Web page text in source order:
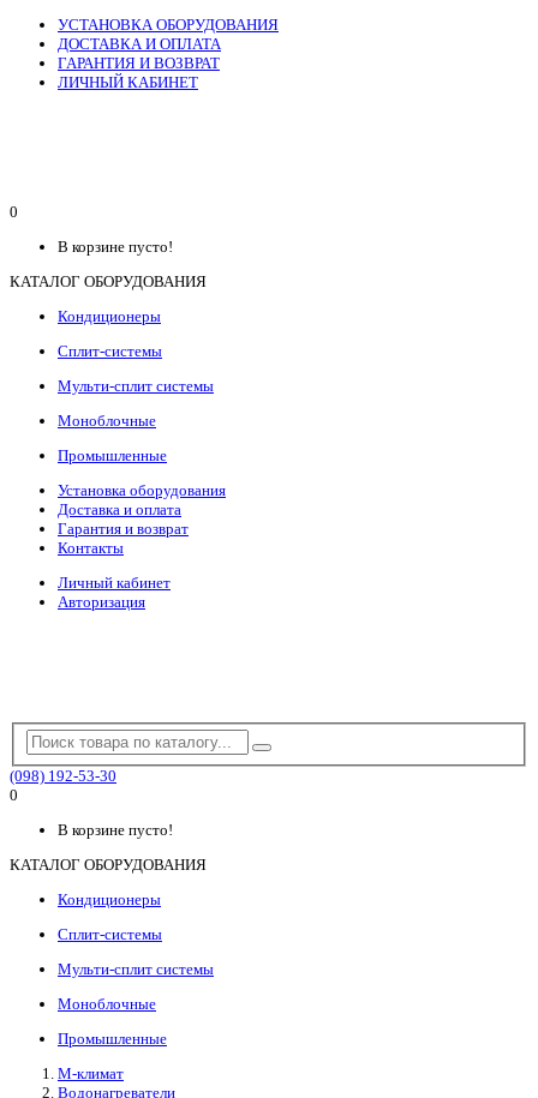
УСТАНОВКА ОБОРУДОВАНИЯ
ДОСТАВКА И ОПЛАТА
ГАРАНТИЯ И ВОЗВРАТ
ЛИЧНЫЙ КАБИНЕТ
0
В корзине пусто!
КАТАЛОГ ОБОРУДОВАНИЯ
Кондиционеры
Сплит-системы
Мульти-сплит системы
Моноблочные
Промышленные
Установка оборудования
Доставка и оплата
Гарантия и возврат
Контакты
Личный кабинет
Авторизация
(098) 192-53-30
0
В корзине пусто!
КАТАЛОГ ОБОРУДОВАНИЯ
Кондиционеры
Сплит-системы
Мульти-сплит системы
Моноблочные
Промышленные
М-климат
Водонагреватели